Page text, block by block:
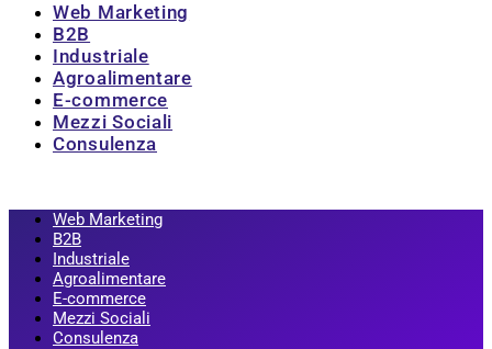
Web Marketing
B2B
Industriale
Agroalimentare
E-commerce
Mezzi Sociali
Consulenza
Web Marketing
B2B
Industriale
Agroalimentare
E-commerce
Mezzi Sociali
Consulenza